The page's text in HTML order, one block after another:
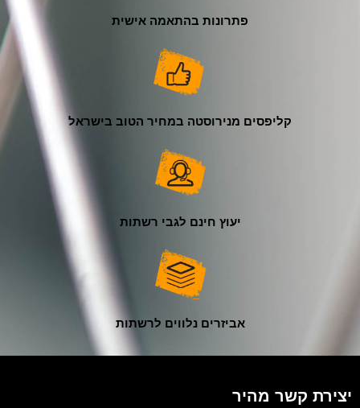
פתרונות בהתאמה אישית
קליפסים מנירוסטה במחיר הטוב בישראל
יעוץ חינם לגבי רשתות
אביזרים נלווים לרשתות
יצירת קשר מהיר